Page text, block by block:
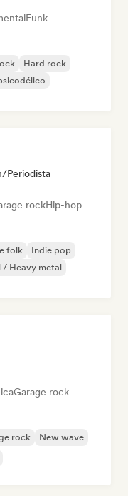
Funk
Hard rock
Periodista
rockHip-hop
folk
Indie pop
/ Heavy metal
Garage rock
rock
New wave